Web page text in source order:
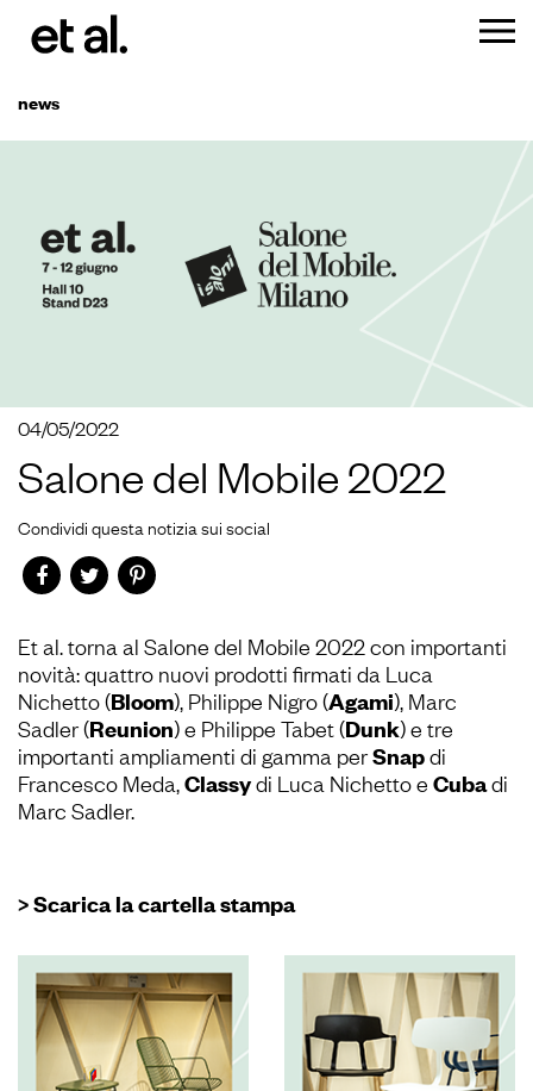
news
04/05/2022
Salone del Mobile 2022
Condividi questa notizia sui social
Et al. torna al Salone del Mobile 2022 con importanti
novità: quattro nuovi prodotti firmati da Luca
Nichetto (Bloom), Philippe Nigro (Agami), Marc
Sadler (Reunion) e Philippe Tabet (Dunk) e tre
importanti ampliamenti di gamma perSnapdi
Francesco Meda,Classydi Luca Nichetto e Cubadi
Marc Sadler.
> Scarica la cartella stampa